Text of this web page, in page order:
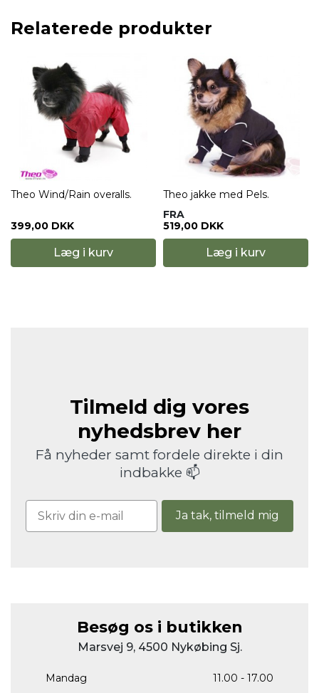
Relaterede produkter
Theo Wind/Rain overalls.
399,00 DKK
Læg i kurv
Theo jakke med Pels.
FRA
519,00 DKK
Læg i kurv
Tilmeld dig vores
nyhedsbrev her
Få nyheder samt fordele direkte i din
indbakke 📫
Ja tak, tilmeld mig
Besøg os i butikken
Marsvej 9, 4500 Nykøbing Sj.
Mandag
11.00 - 17.00